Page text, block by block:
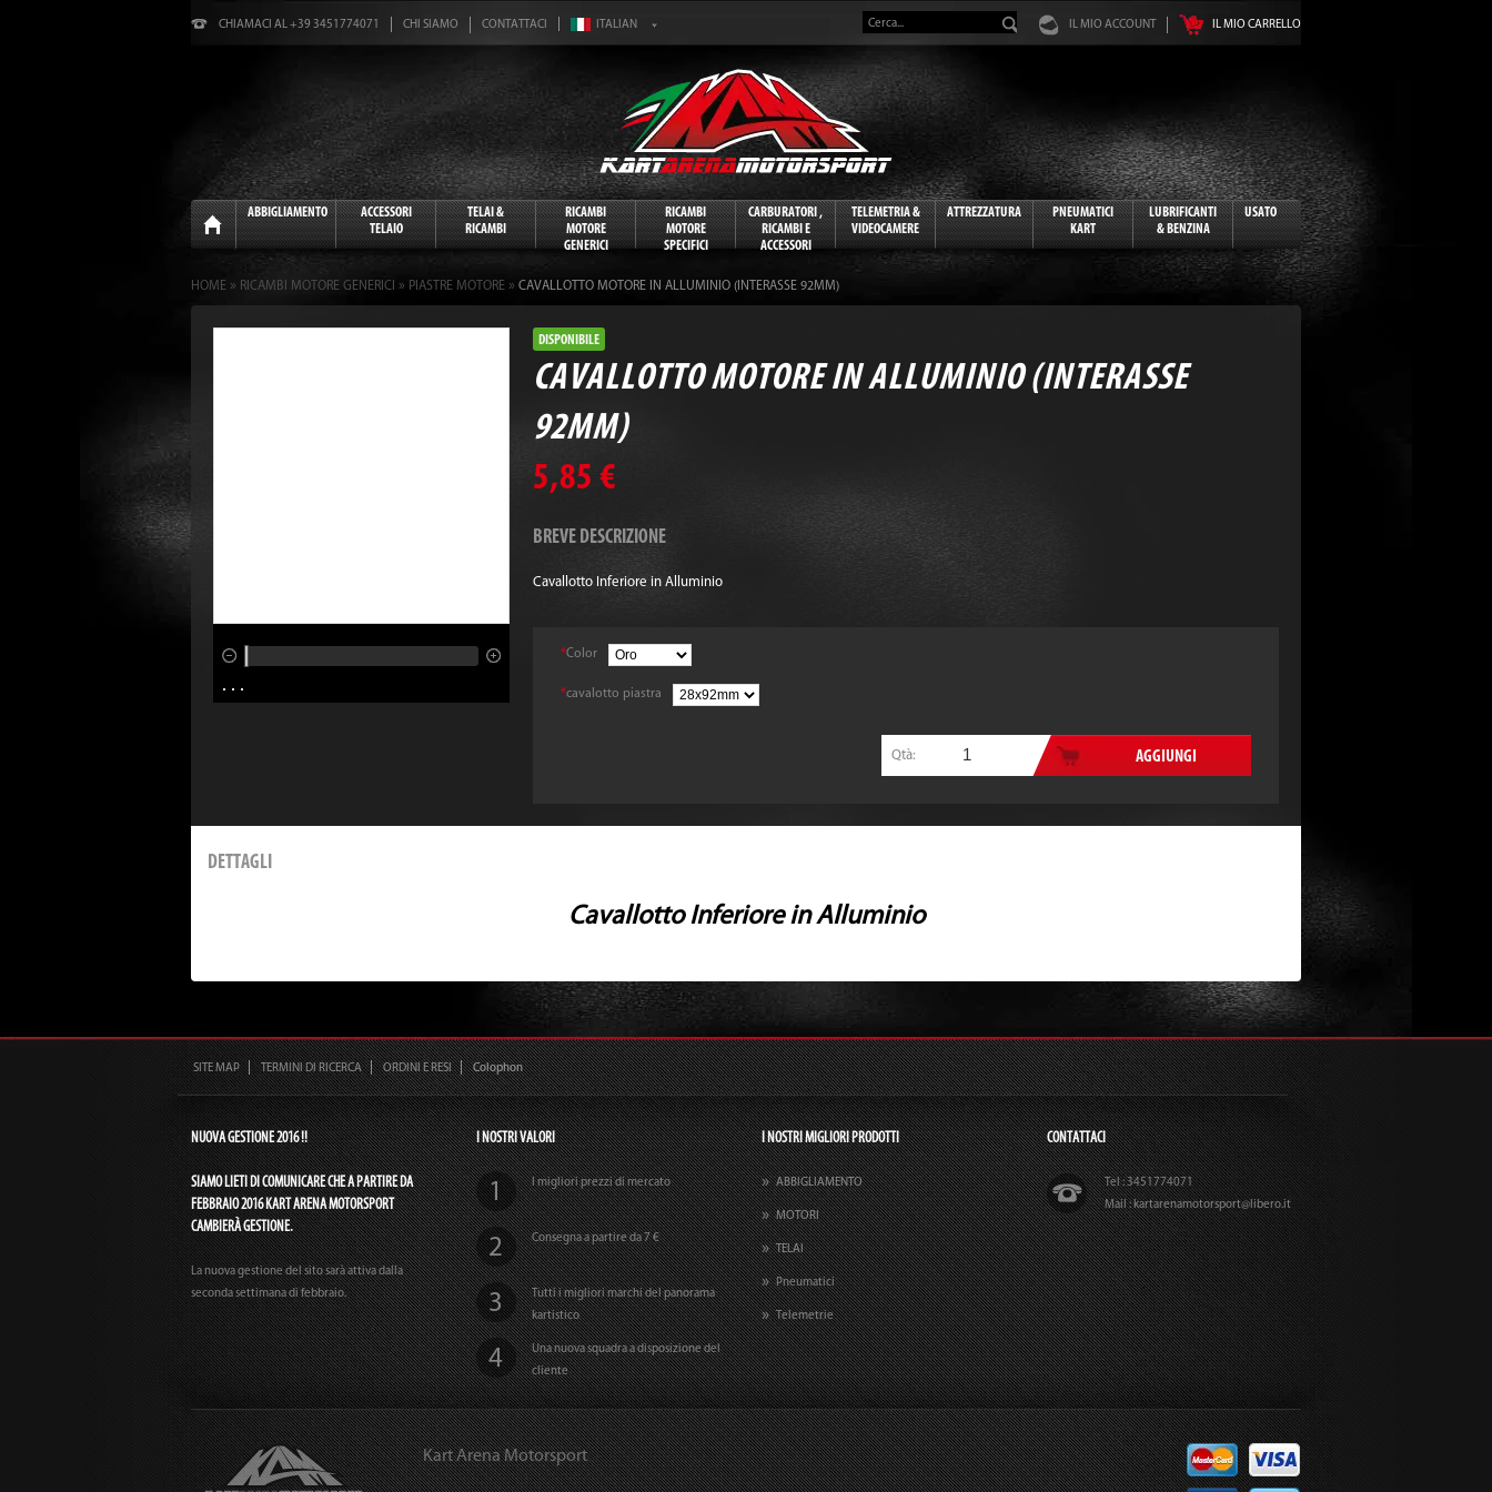
CHIAMACI AL +39 3451774071 CHI SIAMO CONTATTACI IL MIO ACCOUNT IL MIO CARRELLO
Home
ABBIGLIAMENTO
ACCESSORI
TELAIO
TELAI &
RICAMBI
RICAMBI
MOTORE
GENERICI
RICAMBI
MOTORE
SPECIFICI
CARBURATORI ,
RICAMBI E
ACCESSORI
TELEMETRIA &
VIDEOCAMERE
ATTREZZATURA
PNEUMATICI
KART
LUBRIFICANTI
& BENZINA
USATO
HOME » RICAMBI MOTORE GENERICI » PIASTRE MOTORE » CAVALLOTTO MOTORE IN ALLUMINIO (INTERASSE 92MM)
DISPONIBILE
CAVALLOTTO MOTORE IN ALLUMINIO (INTERASSE
92MM)
5,85 €
BREVE DESCRIZIONE
Cavallotto Inferiore in Alluminio
*Color
*cavalotto piastra
Qtà: AGGIUNGI
DETTAGLI
Cavallotto Inferiore in Alluminio
SITE MAP TERMINI DI RICERCA ORDINI E RESI Colophon
NUOVA GESTIONE 2016 !!
SIAMO LIETI DI COMUNICARE CHE A PARTIRE DA
FEBBRAIO 2016 KART ARENA MOTORSPORT
CAMBIERÀ GESTIONE.
La nuova gestione del sito sarà attiva dalla
seconda settimana di febbraio.
I NOSTRI VALORI
I migliori prezzi di mercato
Consegna a partire da 7 €
Tutti i migliori marchi del panorama
kartistico
Una nuova squadra a disposizione del
cliente
I NOSTRI MIGLIORI PRODOTTI
ABBIGLIAMENTO
MOTORI
TELAI
Pneumatici
Telemetrie
CONTATTACI
Tel : 3451774071
Mail : kartarenamotorsport@libero.it
Kart Arena Motorsport